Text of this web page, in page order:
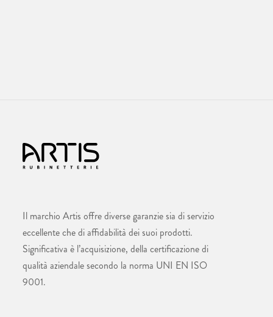
Il marchio Artis offre diverse garanzie sia di servizio
eccellente che di affidabilità dei suoi prodotti.
Significativa è l’acquisizione, della certificazione di
qualità aziendale secondo la norma UNI EN ISO
9001.